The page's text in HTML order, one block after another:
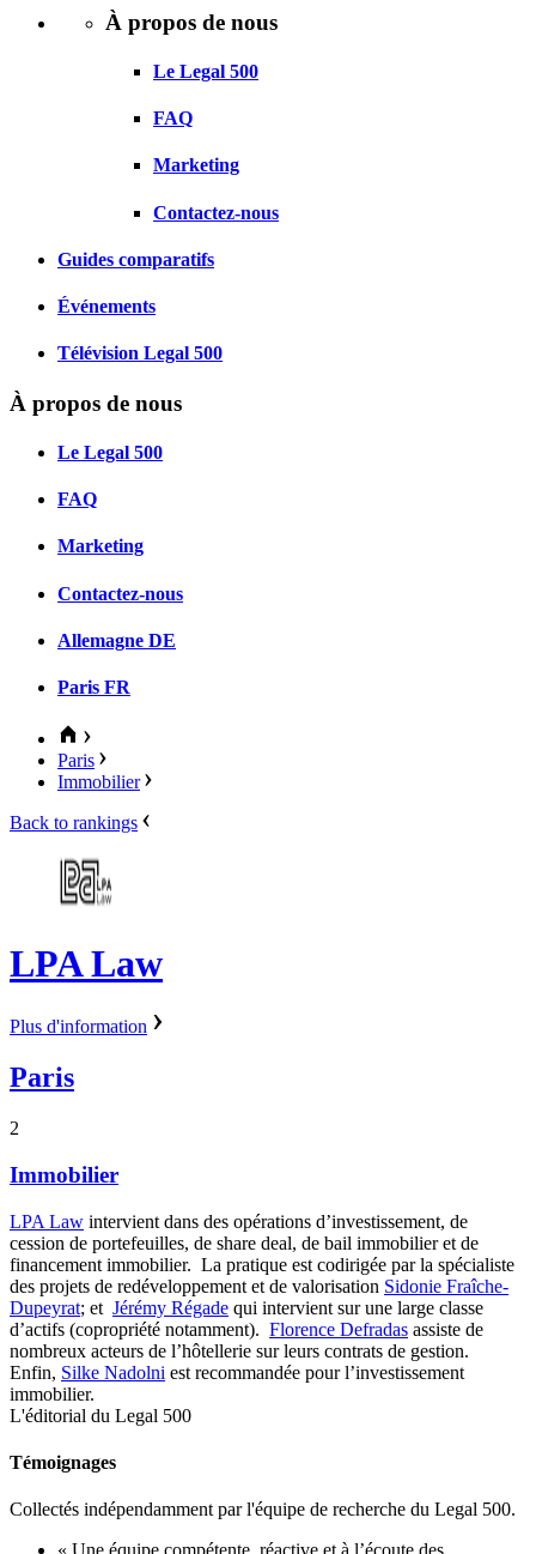
À propos de nous
Le Legal 500
FAQ
Marketing
Contactez-nous
Guides comparatifs
Événements
Télévision Legal 500
À propos de nous
Le Legal 500
FAQ
Marketing
Contactez-nous
Allemagne DE
Paris FR
Paris
Immobilier
Back to rankings
LPA Law
Plus d'information
Paris
2
Immobilier
LPA Law intervient dans des opérations d’investissement, de
cession de portefeuilles, de share deal, de bail immobilier et de
financement immobilier. La pratique est codirigée par la spécialiste
des projets de redéveloppement et de valorisation Sidonie Fraîche-
Dupeyrat; et Jérémy Régade qui intervient sur une large classe
d’actifs (copropriété notamment). Florence Defradas assiste de
nombreux acteurs de l’hôtellerie sur leurs contrats de gestion.
Enfin, Silke Nadolni est recommandée pour l’investissement
immobilier.
L'éditorial du Legal 500
Témoignages
Collectés indépendamment par l'équipe de recherche du Legal 500.